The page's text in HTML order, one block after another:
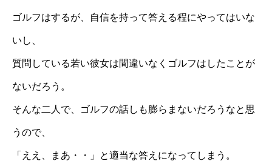
ゴルフはするが、自信を持って答える程にやってはいな
いし、
質問している若い彼女は間違いなくゴルフはしたことが
ないだろう。
そんな二人で、ゴルフの話しも膨らまないだろうなと思
うので、
「ええ、まあ・・」と適当な答えになってしまう。